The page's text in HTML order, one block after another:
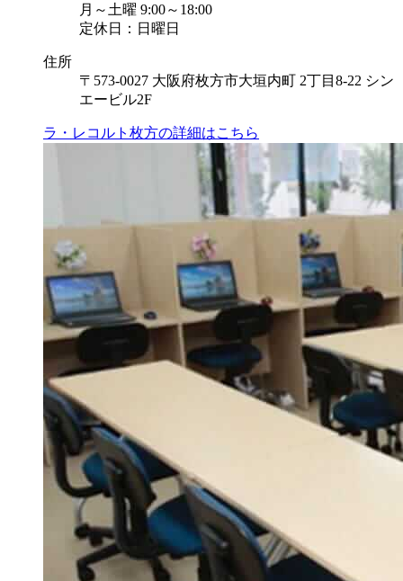
月～土曜 9:00～18:00
定休日：日曜日
住所
〒573-0027 大阪府枚方市大垣内町 2丁目8-22 シン
エービル2F
ラ・レコルト枚方の詳細はこちら